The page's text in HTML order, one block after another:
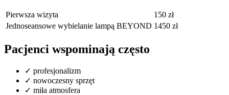
Pierwsza wizyta
150 zł
Jednoseansowe wybielanie lampą BEYOND 1450 zł
Pacjenci wspominają często
✓ profesjonalizm
✓ nowoczesny sprzęt
✓ miła atmosfera